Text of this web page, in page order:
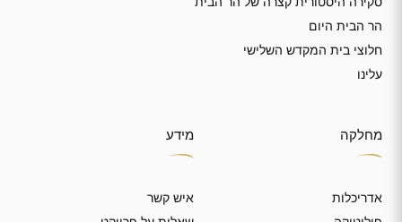
הר הבית היום
חלוצי בית המקדש השלישי
עלינו
מחלקה
אדריכלות
מידע
איש קשר